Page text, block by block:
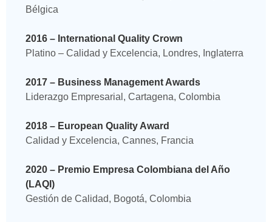
Bélgica
2016 – International Quality Crown
Platino – Calidad y Excelencia, Londres, Inglaterra
2017 – Business Management Awards
Liderazgo Empresarial, Cartagena, Colombia
2018 – European Quality Award
Calidad y Excelencia, Cannes, Francia
2020 – Premio Empresa Colombiana del Año
(LAQI)
Gestión de Calidad, Bogotá, Colombia